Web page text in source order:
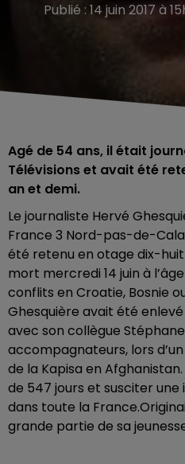
Publié : 14 juin 2017 à
Agé de 54 ans, il était
Télévisions et avait été
an et demi.
Le journaliste Hervé
France 3 Nord-pas-de-
été retenu en otage dix-
mort mercredi 14 juin à
conflits en Croatie, Bosnie
Ghesquière avait été
avec son collègue
accompagnateurs, lors
de la Kapisa en
de 547 jours et susciter
dans toute la
grande partie de sa